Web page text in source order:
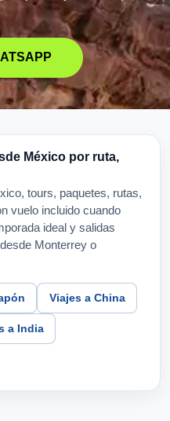
México por ruta,
tours, paquetes, rutas,
vuelo incluido cuando
ideal y salidas
Monterrey o
Viajes a China
a India